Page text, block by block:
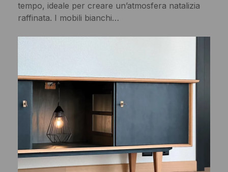
tempo, ideale per creare un’atmosfera natalizia
raffinata. I mobili bianchi…